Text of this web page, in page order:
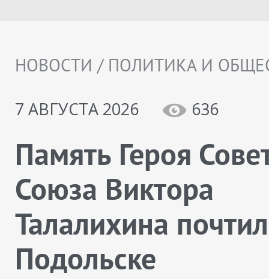
НОВОСТИ / ПОЛИТИКА И
7 АВГУСТА 2026
636
Память Героя
Союза Виктора
Талалихина
Подольске